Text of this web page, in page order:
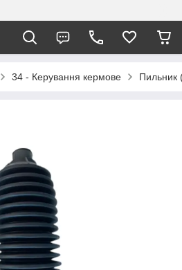
34 - Керування кермове Пильник